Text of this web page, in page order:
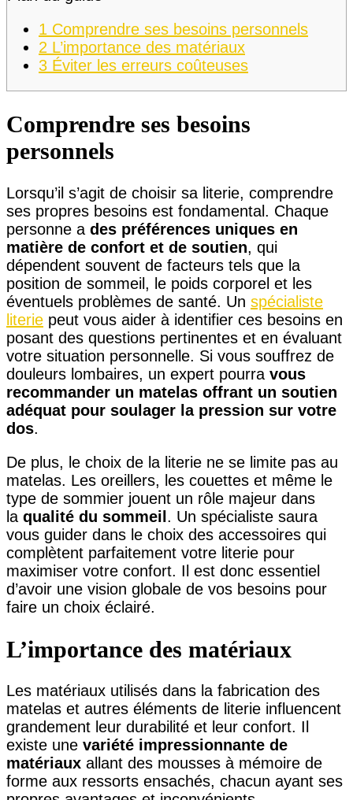
1 Comprendre ses besoins personnels
2 L’importance des matériaux
3 Éviter les erreurs coûteuses
Comprendre ses besoins
personnels
Lorsqu’il s’agit de choisir sa literie, comprendre
ses propres besoins est fondamental. Chaque
personne a des préférences uniques en
matière de confort et de soutien, qui
dépendent souvent de facteurs tels que la
position de sommeil, le poids corporel et les
éventuels problèmes de santé. Un spécialiste
literie peut vous aider à identifier ces besoins en
posant des questions pertinentes et en évaluant
votre situation personnelle. Si vous souffrez de
douleurs lombaires, un expert pourra vous
recommander un matelas offrant un soutien
adéquat pour soulager la pression sur votre
dos.
De plus, le choix de la literie ne se limite pas au
matelas. Les oreillers, les couettes et même le
type de sommier jouent un rôle majeur dans
la qualité du sommeil. Un spécialiste saura
vous guider dans le choix des accessoires qui
complètent parfaitement votre literie pour
maximiser votre confort. Il est donc essentiel
d’avoir une vision globale de vos besoins pour
faire un choix éclairé.
L’importance des matériaux
Les matériaux utilisés dans la fabrication des
matelas et autres éléments de literie influencent
grandement leur durabilité et leur confort. Il
existe une variété impressionnante de
matériaux allant des mousses à mémoire de
forme aux ressorts ensachés, chacun ayant ses